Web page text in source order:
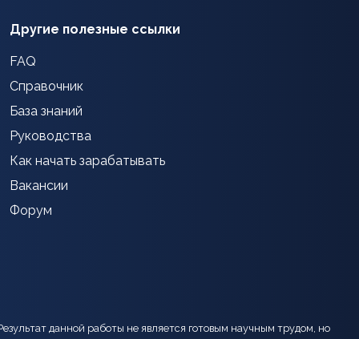
Другие полезные ссылки
FAQ
Справочник
База знаний
Руководства
Как начать зарабатывать
Вакансии
Форум
данной работы не является готовым научным трудом, но